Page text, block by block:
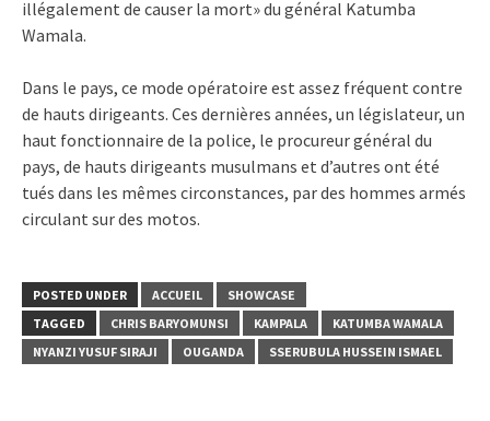
illégalement de causer la mort» du général Katumba
Wamala.
Dans le pays, ce mode opératoire est assez fréquent contre
de hauts dirigeants. Ces dernières années, un législateur, un
haut fonctionnaire de la police, le procureur général du
pays, de hauts dirigeants musulmans et d’autres ont été
tués dans les mêmes circonstances, par des hommes armés
circulant sur des motos.
POSTED UNDER ACCUEIL
SHOWCASE
TAGGED
CHRIS BARYOMUNSI KAMPALA
KATUMBA WAMALA
NYANZI YUSUF SIRAJI
OUGANDA SSERUBULA HUSSEIN ISMAEL